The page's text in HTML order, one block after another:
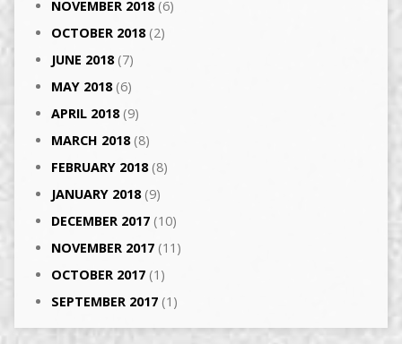
NOVEMBER 2018(6)
OCTOBER 2018(2)
JUNE 2018(7)
MAY 2018(6)
APRIL 2018(9)
MARCH 2018(8)
FEBRUARY 2018(8)
JANUARY 2018(9)
DECEMBER 2017 (10)
NOVEMBER 2017 (11)
OCTOBER 2017 (1)
SEPTEMBER 2017 (1)